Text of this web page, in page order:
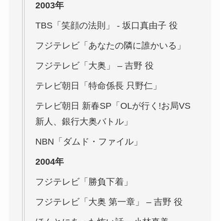
2003年
TBS「笑顔の法則」 ‐ 坂口真由子 役
フジテレビ「あなたの隣に誰かいる」
フジテレビ「大奥」 – 吉野 役
テレビ朝日「特命係長 只野仁」
テレビ朝日 新春SP「OLが行く!お局VS
新人、銀行大奥バトル」
NBN「ダムド・ファイル」
2004年
フジテレビ「勝負下着」
フジテレビ「大奥 第一章」 – 吉野 役